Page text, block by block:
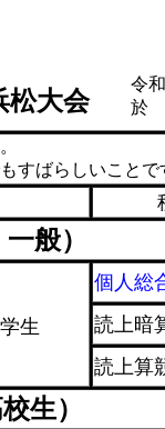
令
於
松大会
もすばらしいこと
般）
生
個人総
読上暗
読上算
生）